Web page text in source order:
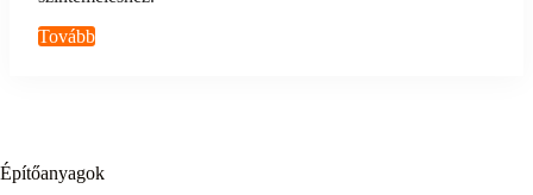
Tovább
Építőanyagok